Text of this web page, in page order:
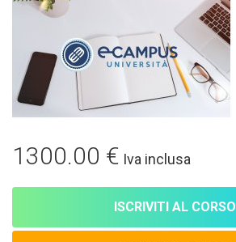
1300.00 € Iva inclusa
ISCRIVITI AL CORSO